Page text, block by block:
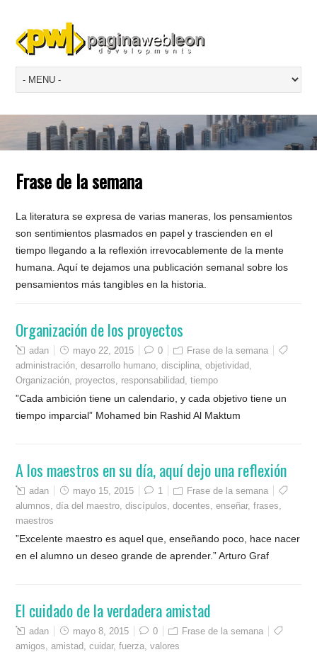
Frase de la semana
La literatura se expresa de varias maneras, los pensamientos
son sentimientos plasmados en papel y trascienden en el
tiempo llegando a la reflexión irrevocablemente de la mente
humana. Aquí te dejamos una publicación semanal sobre los
pensamientos más tangibles en la historia.
Organización de los proyectos
adan mayo 22, 2015 0
Frase de la semana
administración ,desarrollo humano ,disciplina ,objetividad
Organización proyectos responsabilidad ,tiempo
”Cada ambición tiene un calendario, y cada objetivo tiene un
tiempo imparcial” Mohamed bin Rashid Al Maktum
A los maestros en su día, aquí dejo una reflexión
adan mayo 15, 2015 1
Frase de la semana
alumnos ,día del maestro ,discípulos ,docentes ,enseñar,frases
maestros
”Excelente maestro es aquel que, enseñando poco, hace nacer
en el alumno un deseo grande de aprender.” Arturo Graf
El cuidado de la verdadera amistad
adan mayo 8, 2015 0
Frase de la semana
amigos ,amistad ,cuidar,fuerza ,valores